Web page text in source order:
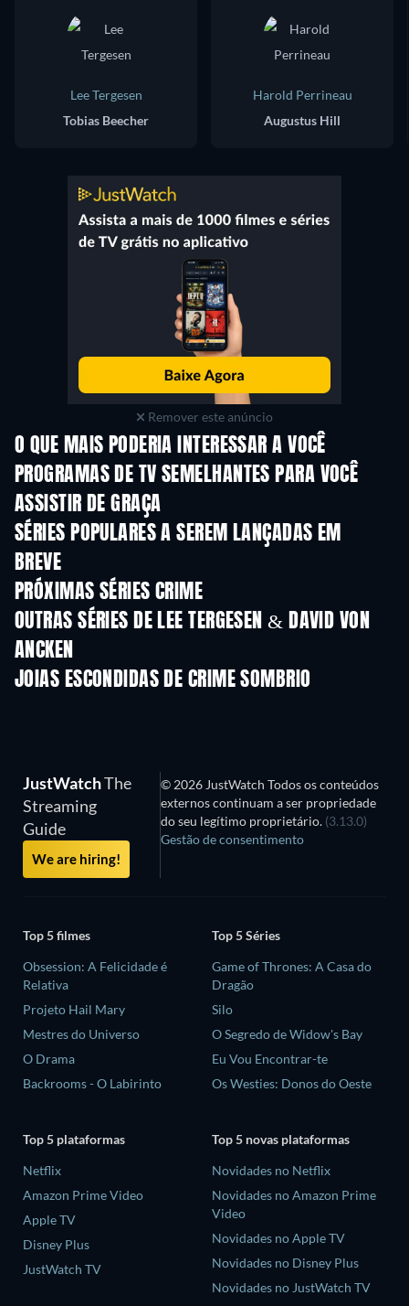
Lee Tergesen
Tobias Beecher
Harold Perrineau
Augustus Hill
Remover este anúncio
O QUE MAIS PODERIA INTERESSAR A VOCÊ
Série Série
PROGRAMAS DE TV SEMELHANTES PARA VOCÊ
ASSISTIR DE GRAÇA
Série
SÉRIES POPULARES A SEREM LANÇADAS EM
BREVE
PRÓXIMAS SÉRIES CRIME
Temporada 6
OUTRAS SÉRIES DE LEE TERGESEN & DAVID VON
ANCKEN
JOIAS ESCONDIDAS DE CRIME SOMBRIO
JustWatchThe
Streaming
Guide
We are hiring!
© 2026 JustWatch Todos os conteúdos
externos continuam a ser propriedade
do seu legítimo proprietário. (3.13.0)
Gestão de consentimento
Top 5 filmes
Obsession: A Felicidade é
Relativa
Projeto Hail Mary
Mestres do Universo
O Drama
Backrooms - O Labirinto
Top 5 Séries
Game of Thrones: A Casa do
Dragão
Silo
O Segredo de Widow's Bay
Eu Vou Encontrar-te
Os Westies: Donos do Oeste
Top 5 plataformas
Netflix
Amazon Prime Video
Apple TV
Disney Plus
JustWatch TV
Top 5 novas plataformas
Novidades no Netflix
Novidades no Amazon Prime
Video
Novidades no Apple TV
Novidades no Disney Plus
Novidades no JustWatch TV